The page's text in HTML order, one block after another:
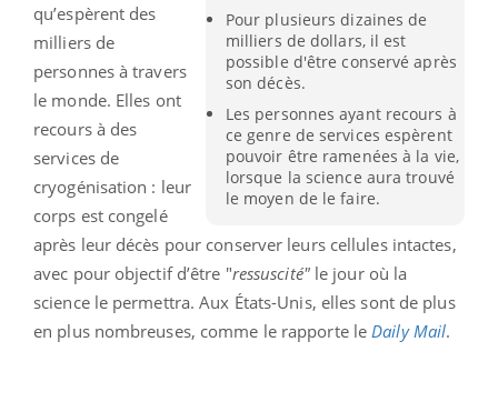
Pour plusieurs dizaines de
milliers de dollars, il est
possible d'être conservé après
son décès.
Les personnes ayant recours à
ce genre de services espèrent
pouvoir être ramenées à la vie,
lorsque la science aura trouvé
le moyen de le faire.
qu’espèrent des
milliers de
personnes à travers
le monde. Elles ont
recours à des
services de
cryogénisation : leur
corps est congelé
après leur décès pour conserver leurs cellules intactes,
avec pour objectif d’être "ressuscité"le jour où la
science le permettra. Aux États-Unis, elles sont de plus
en plus nombreuses, comme le rapporte leDaily Mail.